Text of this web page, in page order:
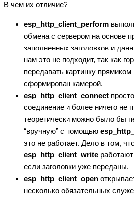
В чем их отличие?
esp_http_client_perform
обмена с сервером на основе
заполненных заголовков и
нам это не подходит, так как
передавать картинку
сформирован камерой.
esp_http_client_connect
соединение и более ничего не
теоретически можно было бы
“вручную” с помощью
это не работает. Дело в том, что
esp_http_client_write
если заголовки уже переданы.
esp_http_client_open
несколько обязательных